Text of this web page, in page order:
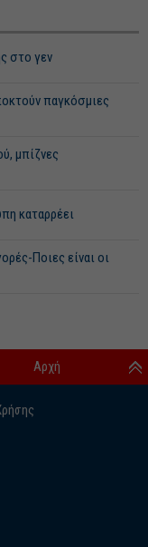
στο γεν
παγκόσμιες
μπίζνες
καταρρέει
Ποιες είναι οι
Αρχή